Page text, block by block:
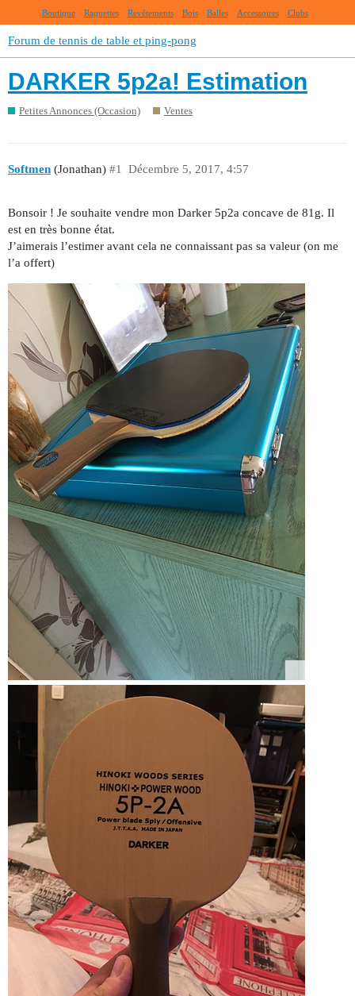
Boutique Raquettes Revêtements Bois Balles Accessoires Clubs
Forum de tennis de table et ping-pong
DARKER 5p2a! Estimation
Petites Annonces (Occasion) Ventes
Softmen (Jonathan) Décembre 5, 2017, 4:57
#1
Bonsoir ! Je souhaite vendre mon Darker 5p2a concave de 81g. Il
est en très bonne état.
J’aimerais l’estimer avant cela ne connaissant pas sa valeur (on me
l’a offert)